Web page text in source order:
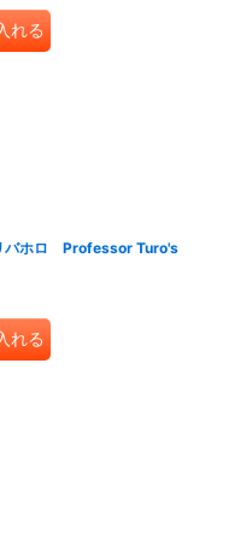
れる
バホロ Professor Turo's
れる